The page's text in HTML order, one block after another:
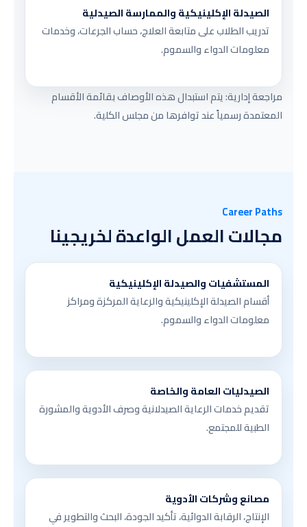
الصيدلة الإكلينيكية والممارسة الصيدلية
تدريب الطلاب على متابعة العلاج، حساب الجرعات، وخدمات
معلومات الدواء والسموم.
مراجعة إدارية: يتم استبدال هذه الأوصاف بقائمة الأقسام
المعتمدة رسمياً عند توافرها من مجلس الكلية.
Career Paths
مجالات العمل الواعدة لخريجينا
المستشفيات والصيدلة الإكلينيكية
أقسام الصيدلة الإكلينيكية والرعاية المركزة ومراكز
معلومات الدواء والسموم.
الصيدليات العامة والخاصة
تقديم خدمات الرعاية الصيدلانية وصرف الأدوية والمشورة
الطبية للمجتمع.
مصانع وشركات الأدوية
الإنتاج، الرقابة الدوائية، تأكيد الجودة، البحث والتطوير في